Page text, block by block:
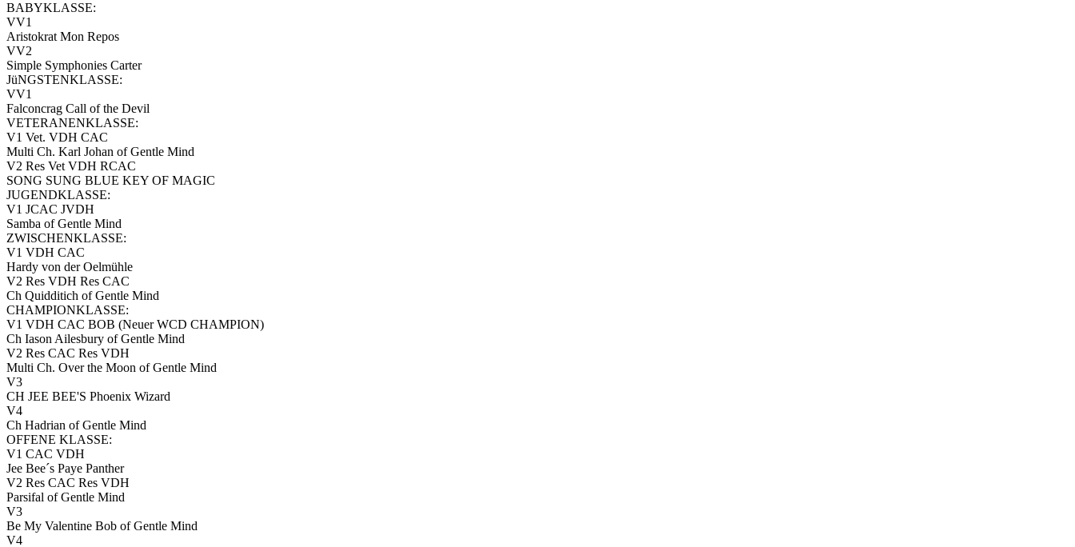
BABYKLASSE:
VV1
Aristokrat Mon Repos
VV2
Simple Symphonies Carter
JüNGSTENKLASSE:
VV1
Falconcrag Call of the Devil
VETERANENKLASSE:
V1 Vet. VDH CAC
Multi Ch. Karl Johan of Gentle Mind
V2 Res Vet VDH RCAC
SONG SUNG BLUE KEY OF MAGIC
JUGENDKLASSE:
V1 JCAC JVDH
Samba of Gentle Mind
ZWISCHENKLASSE:
V1 VDH CAC
Hardy von der Oelmühle
V2 Res VDH Res CAC
Ch Quidditich of Gentle Mind
CHAMPIONKLASSE:
V1 VDH CAC BOB (Neuer WCD CHAMPION)
Ch Iason Ailesbury of Gentle Mind
V2 Res CAC Res VDH
Multi Ch. Over the Moon of Gentle Mind
V3
CH JEE BEE'S Phoenix Wizard
V4
Ch Hadrian of Gentle Mind
OFFENE KLASSE:
V1 CAC VDH
Jee Bee´s Paye Panther
V2 Res CAC Res VDH
Parsifal of Gentle Mind
V3
Be My Valentine Bob of Gentle Mind
V4